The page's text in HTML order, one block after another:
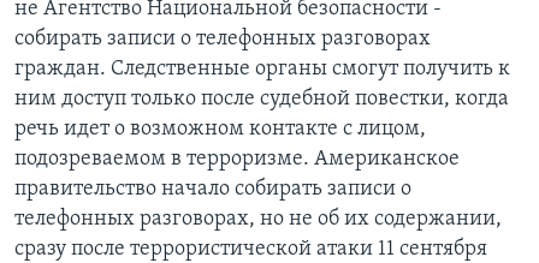
не Агентство Национальной безопасности -
собирать записи о телефонных разговорах
граждан. Следственные органы смогут получить к
ним доступ только после судебной повестки, когда
речь идет о возможном контакте с лицом,
подозреваемом в терроризме. Американское
правительство начало собирать записи о
телефонных разговорах, но не об их содержании,
сразу после террористической атаки 11 сентября